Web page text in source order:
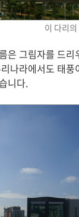
이 다리
은 그림자를 드
나라에서도 태
니다.